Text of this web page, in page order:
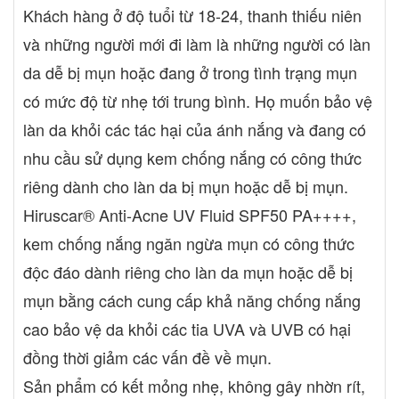
Khách hàng ở độ tuổi từ 18-24, thanh thiếu niên
và những người mới đi làm là những người có làn
da dễ bị mụn hoặc đang ở trong tình trạng mụn
có mức độ từ nhẹ tới trung bình. Họ muốn bảo vệ
làn da khỏi các tác hại của ánh nắng và đang có
nhu cầu sử dụng kem chống nắng có công thức
riêng dành cho làn da bị mụn hoặc dễ bị mụn.
Hiruscar® Anti-Acne UV Fluid SPF50 PA++++,
kem chống nắng ngăn ngừa mụn có công thức
độc đáo dành riêng cho làn da mụn hoặc dễ bị
mụn bằng cách cung cấp khả năng chống nắng
cao bảo vệ da khỏi các tia UVA và UVB có hại
đồng thời giảm các vấn đề về mụn.
Sản phẩm có kết mỏng nhẹ, không gây nhờn rít,